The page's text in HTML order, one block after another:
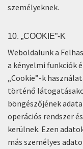
személyeknek.
10. „COOKIE”-K
Weboldalunk a
a kényelmi funkciók
„Cookie”-k
történő
böngészőjének
operációs rendszer
kerülnek. Ezen
más személyes